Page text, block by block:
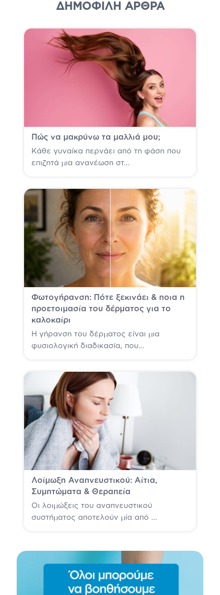
ΔΗΜΟΦΙΛΗ ΆΡΘΡΑ
Πώς να μακρύνω τα μαλλιά μου;
Κάθε γυναίκα περνάει από τη φάση που
επιζητά μια ανανέωση στ...
Φωτογήρανση: Πότε ξεκινάει & ποια η
προετοιμασία του δέρματος για το
καλοκαίρι
Η γήρανση του δέρματος είναι μια
φυσιολογική διαδικασία, που...
Λοίμωξη Αναπνευστικού: Αίτια,
Συμπτώματα & Θεραπεία
Οι λοιμώξεις του αναπνευστικού
συστήματος αποτελούν μία από ...